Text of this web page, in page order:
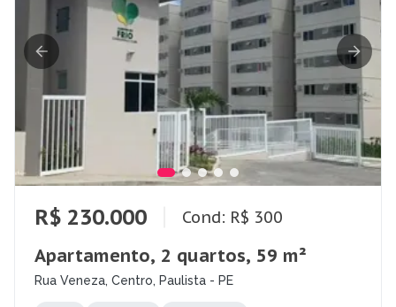
R$ 230.000 Cond: R$ 300
Apartamento, 2 quartos, 59 m²
Rua Veneza, Centro, Paulista - PE